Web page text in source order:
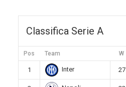
Classifica Serie A
Pos Team W
1 Inter 27